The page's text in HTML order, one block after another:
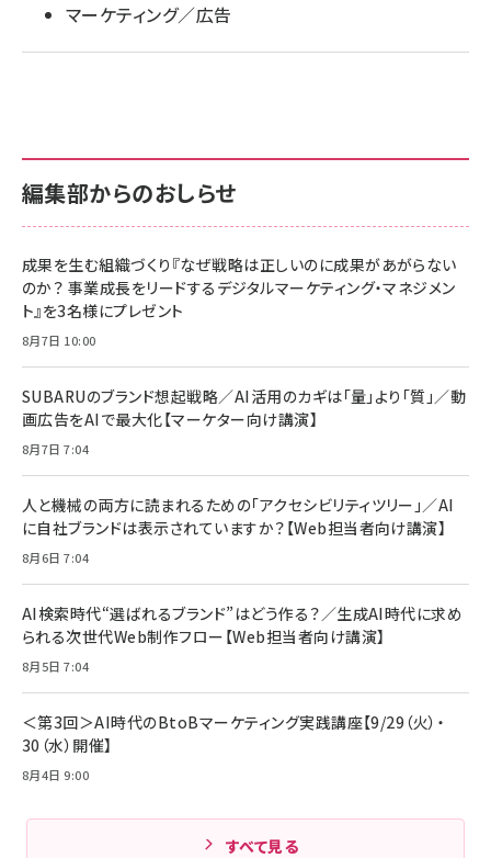
マーケティング／広告
編集部からのおしらせ
成果を生む組織づくり『なぜ戦略は正しいのに成果があがらない
のか？ 事業成長をリードするデジタルマーケティング・マネジメン
ト』を3名様にプレゼント
8月7日 10:00
SUBARUのブランド想起戦略／AI活用のカギは「量」より「質」／動
画広告をAIで最大化【マーケター向け講演】
8月7日 7:04
人と機械の両方に読まれるための「アクセシビリティツリー」／AI
に自社ブランドは表示されていますか？【Web担当者向け講演】
8月6日 7:04
AI検索時代“選ばれるブランド”はどう作る？／生成AI時代に求め
られる次世代Web制作フロー【Web担当者向け講演】
8月5日 7:04
＜第3回＞AI時代のBtoBマーケティング実践講座【9/29（火）・
30（水）開催】
8月4日 9:00
すべて見る